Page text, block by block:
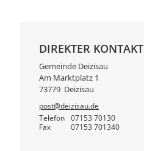
DIREKTER KONTAKT
Gemeinde Deizisau
Am Marktplatz 1
73779 Deizisau
post@deizisau.de
Telefon
07153 70130
Fax 07153 701340